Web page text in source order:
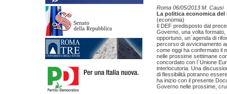
Roma 06/05/2013 M. Causi
La politica economica del
(economia)
Il DEF predisposto dal
Governo, una volta
opportuno, un´agenda di
percorso di avvicinamento
come oggi ha confermato il
nelle prossime settimane
concordato con l´Unione
interlocutoria. Una
di flessibilità potranno
ha inizio con il presente
Governo nelle prossime,